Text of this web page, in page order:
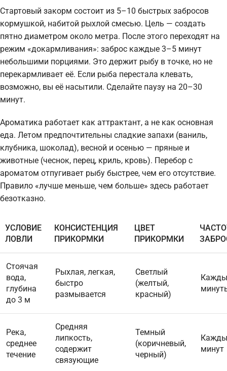
Стартовый закорм состоит из 5–10 быстрых забросов
кормушкой, набитой рыхлой смесью. Цель — создать
пятно диаметром около метра. После этого переходят на
режим «докармливания»: заброс каждые 3–5 минут
небольшими порциями. Это держит рыбу в точке, но не
перекармливает её. Если рыба перестала клевать,
возможно, вы её насытили. Сделайте паузу на 20–30
минут.
Ароматика работает как аттрактант, а не как основная
еда. Летом предпочтительны сладкие запахи (ваниль,
клубника, шоколад), весной и осенью — пряные и
животные (чеснок, перец, криль, кровь). Перебор с
ароматом отпугивает рыбу быстрее, чем его отсутствие.
Правило «лучше меньше, чем больше» здесь работает
безотказно.
УСЛОВИЕ
ЛОВЛИ
КОНСИСТЕНЦИЯ
ПРИКОРМКИ
ЦВЕТ
ПРИКОРМКИ
Стоячая
вода,
глубина
до 3 м
Рыхлая, легкая,
быстро
размывается
Светлый
(желтый,
красный)
Река,
среднее
течение
Средняя
липкость,
содержит
связующие
Темный
(коричневый,
черный)
минут